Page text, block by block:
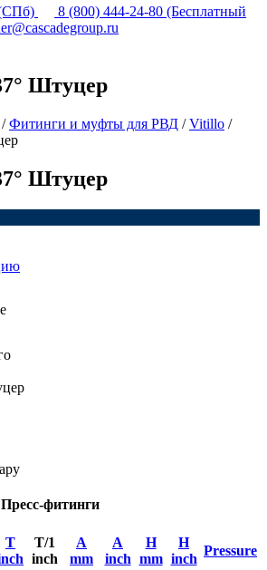
8 (800) 444-24-80 (Бесплатный
Штуцер
/Фитинги и муфты для РВД /Vitillo /
Штуцер
фитинги
T
T/1
inch
A
mm
A
inch
H
mm
H
inch
Pressure